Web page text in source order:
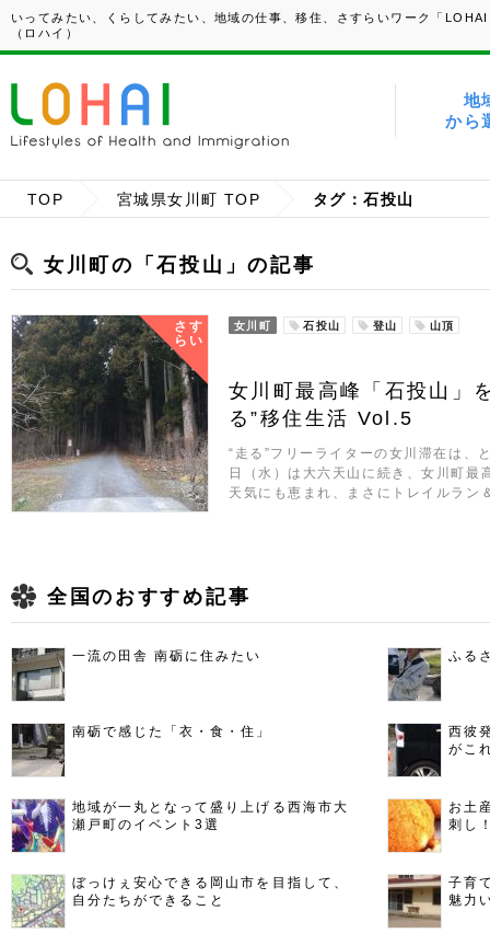
いってみたい、くらしてみたい、地域の仕事、移住、さすらいワーク「
（ロハイ）
地
から
TOP 宮城県女川町 TOP タグ：石投山
女川町の「石投山」の記事
さす
らい
女川町 石投山 登山 山頂
女川町最高峰「石投山」
る”移住生活 Vol.5
“走る”フリーライターの女川滞在は
日（水）は大六天山に続き、女川町
天気にも恵まれ、まさにトレイルラ
全国のおすすめ記事
一流の田舎 南砺に住みたい ふる
南砺で感じた「衣・食・住」
西彼
がこ
地域が一丸となって盛り上げる西海市大
瀬戸町のイベント3選
お土
刺し
ぼっけぇ安心できる岡山市を目指して、
自分たちができること
子育
魅力